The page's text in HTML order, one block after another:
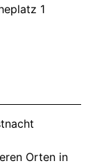
1
Orten in